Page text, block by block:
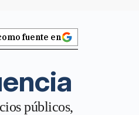
fuente en
públicos,